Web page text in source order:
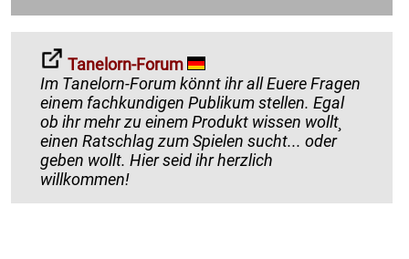
Tanelorn-Forum
Im Tanelorn-Forum könnt ihr all Euere Fragen
einem fachkundigen Publikum stellen. Egal
ob ihr mehr zu einem Produkt wissen wollt¸
einen Ratschlag zum Spielen sucht... oder
geben wollt. Hier seid ihr herzlich
willkommen!